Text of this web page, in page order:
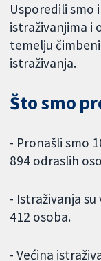
Usporedili smo
istraživanjima i
temelju
istraživanja.
Što smo
- Pronašli smo
894 odraslih
- Istraživanja
412 osoba.
- Većina